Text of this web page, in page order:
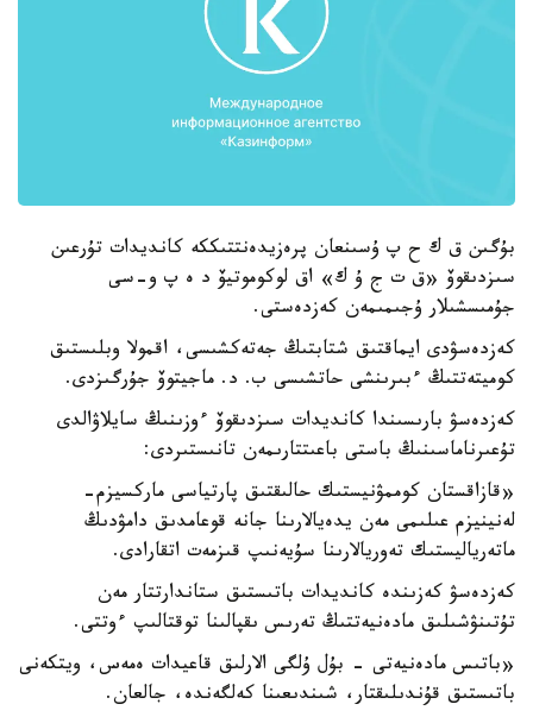
بۇگىن ق ك ح پ ۇسىنعان پرەزيدەنتتىككە كانديدات تۇرعىن
سىزدىقوۆ «ق ت ج ۇ ك» اق لوكوموتيۆ د ە پ و-سى
جۇمىسشىلار ۇجىمىمەن كەزدەستى.
كەزدەسۋدى ايماقتىق شتابتىڭ جەتەكشىسى، اقمولا وبلىستىق
كوميتەتتىڭ ءبىرىنشى حاتشىسى ب. د. ماجيتوۆ جۇرگىزدى.
كەزدەسۋ بارىسىندا كانديدات سىزدىقوۆ ءوزىنىڭ سايلاۋالدى
تۇعىرناماسىنىڭ باستى باعىتتارىمەن تانىستىردى:
«قازاقستان كوممۋنيستىك حالىقتىق پارتياسى ماركسيزم-
لەنينيزم عىلىمى مەن يدەيالارىنا جانە قوعامدىق دامۋدىڭ
ماتەرياليستىك تەوريالارىنا سۇيەنىپ قىزمەت اتقارادى.
كەزدەسۋ كەزىندە كانديدات باتىستىق ستاندارتتار مەن
تۇتىنۋشىلىق مادەنيەتتىڭ تەرىس ىقپالىنا توقتالىپ ءوتتى.
«باتىس مادەنيەتى - بۇل ۇلگى الارلىق قاعيدات ەمەس، ويتكەنى
باتىستىق قۇندىلىقتار، شىندىعىنا كەلگەندە، جالعان.